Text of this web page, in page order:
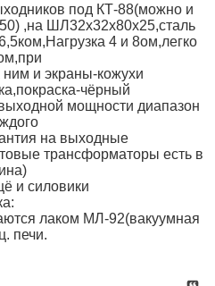
под КТ-88(можно и
,на ШЛ32х32х80х25,сталь
4 и 8ом,легко
и экраны-кожухи
чёрный
мощности диапазон
на выходные
трансформаторы есть в
и силовики
лаком МЛ-92(вакуумная
печи.